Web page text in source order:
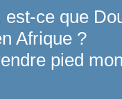
est-ce que
Afrique ?
pied